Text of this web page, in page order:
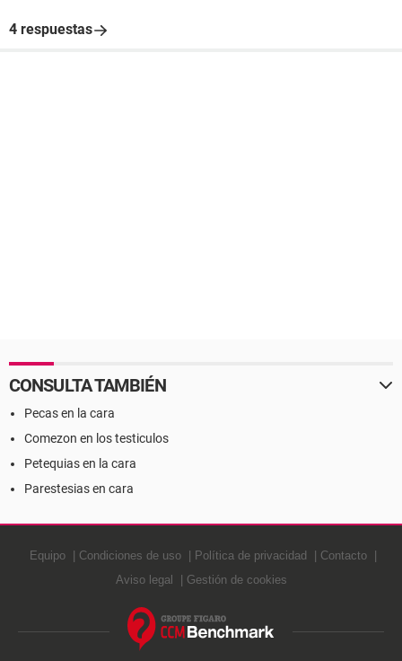
4 respuestas
CONSULTA TAMBIÉN
Pecas en la cara
Comezon en los testiculos
Petequias en la cara
Parestesias en cara
Equipo Condiciones de uso Política de privacidad
Contacto
Aviso legal
Gestión de cookies